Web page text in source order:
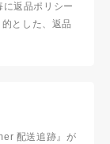
返品ポリシー
とした、返品
配送追跡』が